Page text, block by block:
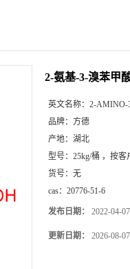
2-氨基-3-溴苯甲
英文名称： 2-AMINO-
品牌： 方德
产地： 湖北
型号： 25kg/桶 ，按客
货号： 无
cas： 20776-51-6
发布日期： 2022-04-07
更新日期： 2026-08-07